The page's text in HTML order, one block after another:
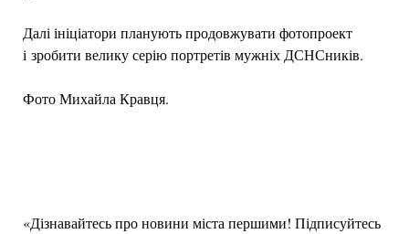
Далі ініціатори планують продовжувати фотопроект
і зробити велику серію портретів мужніх ДСНСників.
Фото Михайла Кравця.
«Дізнавайтесь про новини міста першими! Підписуйтесь